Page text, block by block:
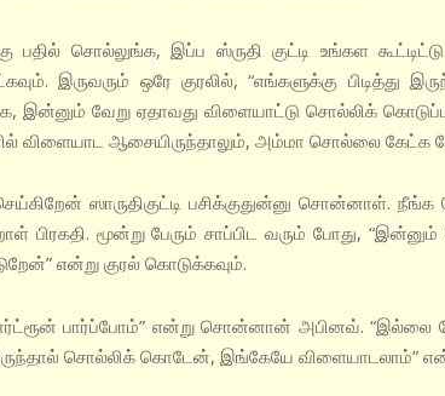
பதில் சொல்லுங்க, இப்ப ஸ்ருதி குட்டி உங்கள கூட்டிட்டு
இருவரும் ஒரே குரலில், “எங்களுக்கு பிடித்து
இன்னும் வேறு ஏதாவது விளையாட்டு சொல்லிக்
விளையாட ஆசையிருந்தாலும், அம்மா சொல்லை கேட்க
ஸாருதிகுட்டி பசிக்குதுன்னு சொன்னாள். நீங்க
பிரகதி. மூன்று பேரும் சாப்பிட வரும் போது,
என்று குரல் கொடுக்கவும்.
பார்ப்போம்” என்று சொன்னான் அபினவ். “இல்லை
சொல்லிக் கொடேன், இங்கேயே விளையாடலாம்”